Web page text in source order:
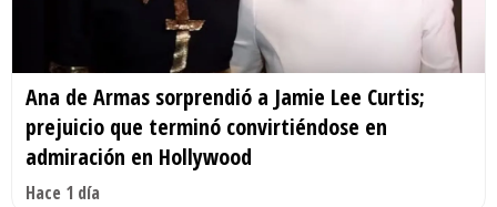
Ana de Armas sorprendió a Jamie Lee Curtis;
prejuicio que terminó convirtiéndose en
admiración en Hollywood
Hace 1 día